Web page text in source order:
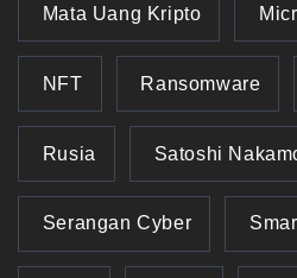
Mata Uang Kripto
NFT Ransomware
Rusia Satoshi
Serangan Cyber